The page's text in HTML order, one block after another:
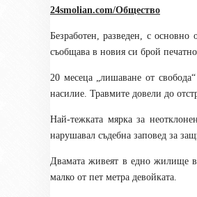
24smolian.com/Общество
Безработен, разведен, с
съобщава в новия си брой
20 месеца „лишаване от
насилие. Травмите довели до
Най-тежката мярка за
нарушавал съдебна заповед за
Двамата живеят в едно жилище в
малко от пет метра девойката.